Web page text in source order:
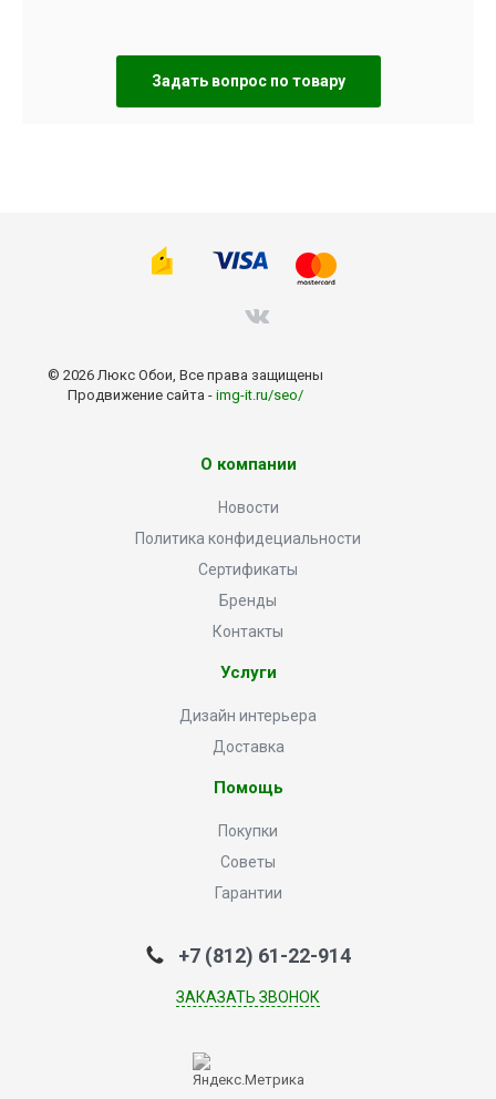
Задать вопрос по товару
© 2026 Люкс Обои, Все права защищены
Продвижение сайта - img-it.ru/seo/
О компании
Новости
Политика конфидециальности
Сертификаты
Бренды
Контакты
Услуги
Дизайн интерьера
Доставка
Помощь
Покупки
Советы
Гарантии
+7 (812) 61-22-914
ЗАКАЗАТЬ ЗВОНОК